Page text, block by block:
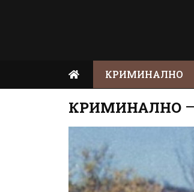
КРИМИНАЛНО
КРИМИНАЛНО